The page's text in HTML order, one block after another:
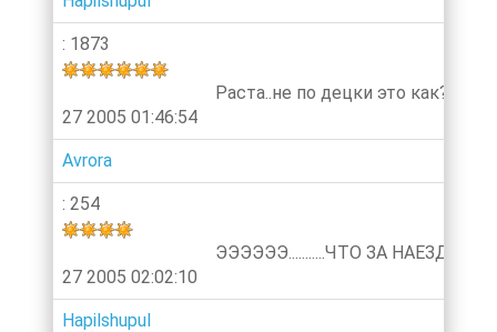
: 1873
27 2005 01:46:54
Раста..не по децки это как?
Avrora
: 254
27 2005 02:02:10
ЭЭЭЭЭЭ...........ЧТО ЗА НАЕЗДЫ?
Hapilshupul